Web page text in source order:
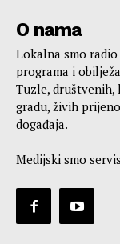
O nama
Lokalna smo
programa i
Tuzle,
gradu, živih
događaja.
Medijski smo